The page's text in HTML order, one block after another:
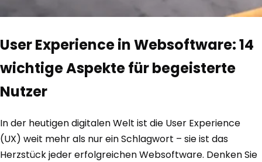
User Experience in Websoftware: 14
wichtige Aspekte für begeisterte
Nutzer
In der heutigen digitalen Welt ist die User Experience
(UX) weit mehr als nur ein Schlagwort – sie ist das
Herzstück jeder erfolgreichen Websoftware. Denken Sie